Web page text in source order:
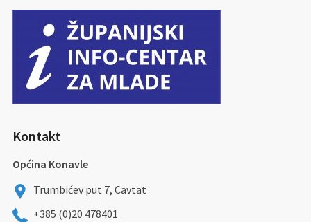
Kontakt
Općina Konavle
Trumbićev put 7, Cavtat
+385 (0)20 478401